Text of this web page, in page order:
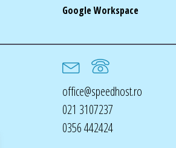
Google Workspace
office@speedhost.ro
021 3107237
0356 442424